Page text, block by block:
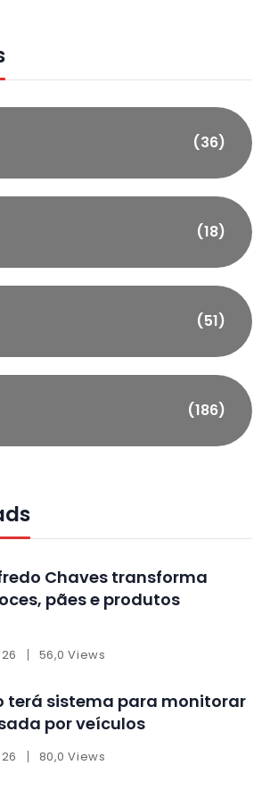
(36)
(18)
(51)
(186)
Chaves transforma
pães e produtos
56,0 Views
terá sistema para monitorar
por veículos
80,0 Views